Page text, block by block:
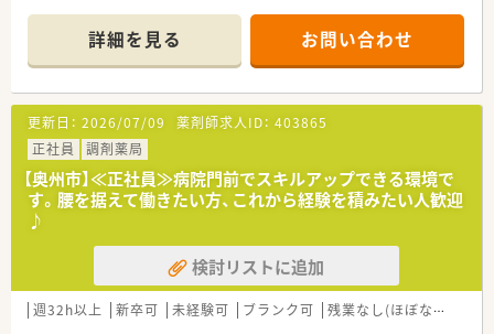
③独立支援制度も実施・充実した教育制度有
⇓
福利厚生やワークライフバランスに重点を置いており、【産前、
産後休業】、【育児休業】、【時短勤務】等の制度も多くの社員が利
用し自身のライフステージに合わせた働き方が実現できます。
また、新卒採用を積極的に行っている関係で、経験浅い方から豊
富な方までスキルに合わせた教育制度がございます。
そして将来の薬剤師の育成で、独立支援制度も行っています。独
立後もしっかりフォローするのが同社の特徴です。
岩手県41店舗・青森県1店舗展開しております。
東北の調剤薬局初となるISO9001を認証取得している信頼ある
企業です。
「患者様第一主義」を貫き、地域医療の担い手となることをモッ
詳細を見る お問い合わせ
更新日： 2026/07/09 薬剤師求人ID： 403865
正社員
調剤薬局
【奥州市】≪正社員≫病院門前でスキルアップできる環境で
す。腰を据えて働きたい方、これから経験を積みたい人歓迎
♪
検討リストに追加
週32h以上 新卒可 未経験可 ブランク可 残業なし(ほぼなし含む)